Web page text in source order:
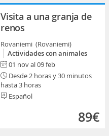
Visita a una granja de
renos
Rovaniemi (Rovaniemi)
Actividades con animales
01 nov al 09 feb
Desde 2 horas y 30 minutos
hasta 3 horas
Español
89€